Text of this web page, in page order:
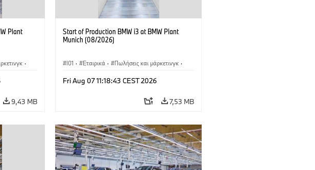
Plant
·
9,43 MB
Start of Production BMW i3 at BMW Plant
Munich (08/2026)
I01 · Εταιρικά · Πωλήσεις και μάρκετινγκ ·
BMW i
Fri Aug 07 11:18:43 CEST 2026
7,53 MB